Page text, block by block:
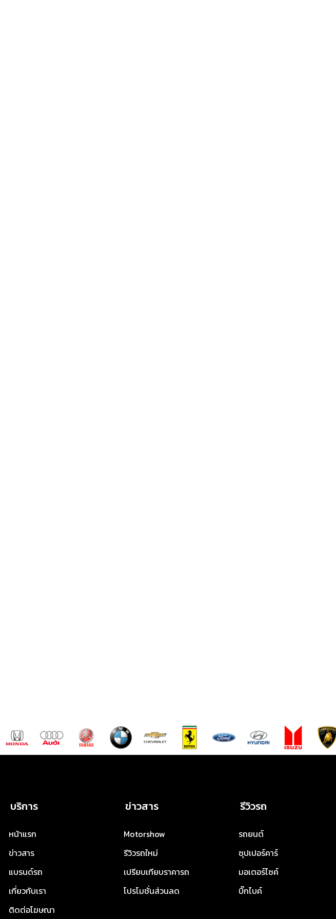
บริการ
หน้าแรก
ข่าวสาร
แบรนด์รถ
เกี่ยวกับเรา
ติดต่อโฆษณา
ข่าวสาร
Motorshow
รีวิวรถใหม่
เปรียบเทียบราคารถ
โปรโมชั่นส่วนลด
รีวิวรถ
รถยนต์
ซุปเปอร์คาร์
มอเตอร์ไซค์
บิ๊กไบค์